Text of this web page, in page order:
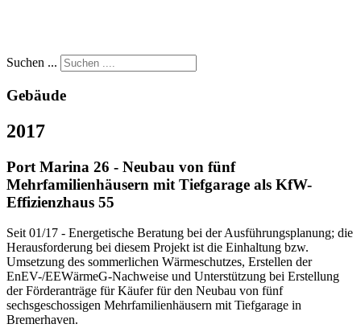
Suchen ...
Gebäude
2017
Port Marina 26 - Neubau von fünf
Mehrfamilienhäusern mit Tiefgarage als KfW-
Effizienzhaus 55
Seit 01/17 - Energetische Beratung bei der Ausführungsplanung; die
Herausforderung bei diesem Projekt ist die Einhaltung bzw.
Umsetzung des sommerlichen Wärmeschutzes, Erstellen der
EnEV-/EEWärmeG-Nachweise und Unterstützung bei Erstellung
der Förderanträge für Käufer für den Neubau von fünf
sechsgeschossigen Mehrfamilienhäusern mit Tiefgarage in
Bremerhaven.